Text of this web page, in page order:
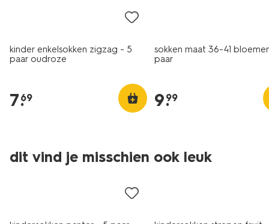
kinder enkelsokken zigzag - 5
paar oudroze
7.
69
sokken maat 36-41
paar
9.
99
dit vind je misschien ook leuk
sale
sale